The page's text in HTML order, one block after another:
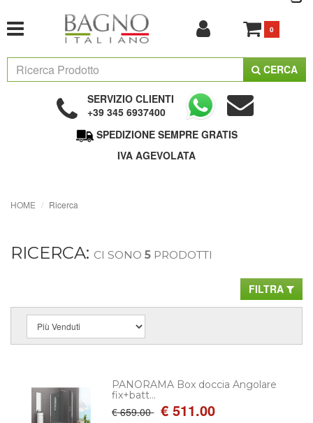
0
CERCA
SERVIZIO CLIENTI
+39 345 6937400
SPEDIZIONE SEMPRE GRATIS
IVA AGEVOLATA
HOME Ricerca
RICERCA: CI SONO 5 PRODOTTI
FILTRA
PANORAMA Box doccia Angolare
fix+batt...
€ 659.00 € 511.00